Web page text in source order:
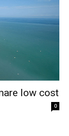
low cost
0